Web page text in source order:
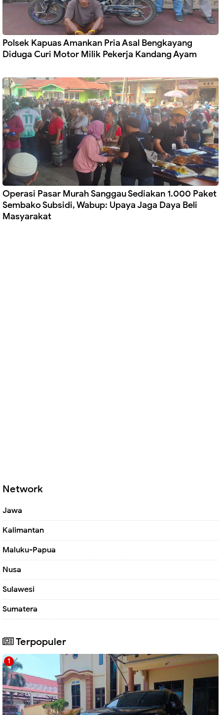
Polsek Kapuas Amankan Pria Asal Bengkayang
Diduga Curi Motor Milik Pekerja Kandang Ayam
Operasi Pasar Murah Sanggau Sediakan 1.000 Paket
Sembako Subsidi, Wabup: Upaya Jaga Daya Beli
Masyarakat
Network
Jawa
Kalimantan
Maluku-Papua
Nusa
Sulawesi
Sumatera
Terpopuler